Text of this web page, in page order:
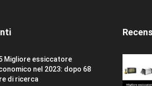
Migliore essiccatore
nel 2023: dopo 68
di ricerca